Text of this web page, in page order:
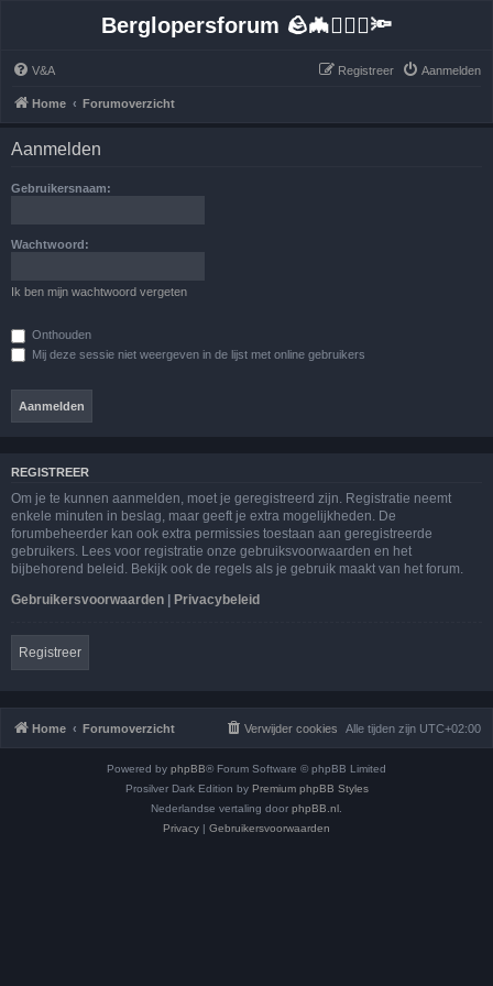
Berglopersforum 🪨🦇🚶🏻‍♂️🔦
V&A Aanmelden
Registreer
Home Forumoverzicht
Aanmelden
Gebruikersnaam:
Wachtwoord:
Ik ben mijn wachtwoord vergeten
Onthouden
Mij deze sessie niet weergeven in de lijst met online gebruikers
REGISTREER
Om je te kunnen aanmelden, moet je geregistreerd zijn. Registratie neemt
enkele minuten in beslag, maar geeft je extra mogelijkheden. De
forumbeheerder kan ook extra permissies toestaan aan geregistreerde
gebruikers. Lees voor registratie onze gebruiksvoorwaarden en het
bijbehorend beleid. Bekijk ook de regels als je gebruik maakt van het forum.
Gebruikersvoorwaarden | Privacybeleid
Registreer
Home Forumoverzicht Alle tijden zijn UTC+02:00
Verwijder cookies
Powered by phpBB® Forum Software © phpBB Limited
Prosilver Dark Edition by Premium phpBB Styles
Nederlandse vertaling door phpBB.nl
Privacy | Gebruikersvoorwaarden